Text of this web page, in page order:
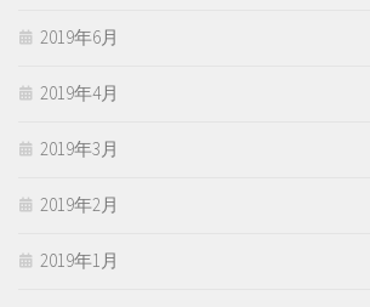
2019年6月
2019年4月
2019年3月
2019年2月
2019年1月